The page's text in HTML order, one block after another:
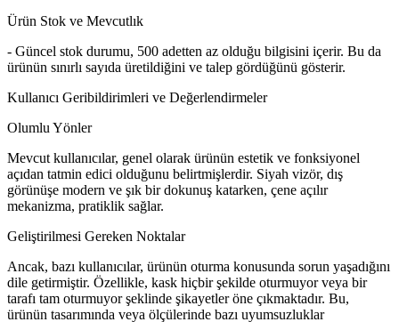
Ürün Stok ve Mevcutlık
- Güncel stok durumu, 500 adetten az olduğu bilgisini içerir. Bu da
ürünün sınırlı sayıda üretildiğini ve talep gördüğünü gösterir.
Kullanıcı Geribildirimleri ve Değerlendirmeler
Olumlu Yönler
Mevcut kullanıcılar, genel olarak ürünün estetik ve fonksiyonel
açıdan tatmin edici olduğunu belirtmişlerdir. Siyah vizör, dış
görünüşe modern ve şık bir dokunuş katarken, çene açılır
mekanizma, pratiklik sağlar.
Geliştirilmesi Gereken Noktalar
Ancak, bazı kullanıcılar, ürünün oturma konusunda sorun yaşadığını
dile getirmiştir. Özellikle, kask hiçbir şekilde oturmuyor veya bir
tarafı tam oturmuyor şeklinde şikayetler öne çıkmaktadır. Bu,
ürünün tasarımında veya ölçülerinde bazı uyumsuzluklar